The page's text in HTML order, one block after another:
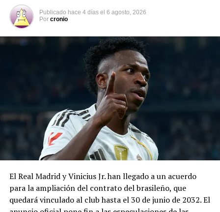
Jorge Messi junto a su esposa, Celia María Cuccittini, y su hija, María
Sol Messi, en la boda de Lionel Messi con Antonela Roccuzzo (AFP
PHOTO / EITAN ABRAMOVICH)
Cuando Lionel necesitó un costoso tratamiento
hormonal por un déficit de crecimiento, Jorge buscó
soluciones en Argentina sin éxito. Empujó entonces la
opción europea: logró que el Barcelona fichara a un
juvenil extranjero de 13 años, le financiara el
tratamiento, le ofreciera techo, trabajo a la familia y
derechos de imagen. Él mismo se quedó solo con su hijo
Rosario, en uno de los momentos más duros y
determinantes de la historia del jugador.
Publicado hace 4 días el 6 agosto, 2026
Por cronio
El Real Madrid y Vinicius Jr. han llegado a un acuerdo
para la ampliación del contrato del brasileño, que
quedará vinculado al club hasta el 30 de junio de 2032. El